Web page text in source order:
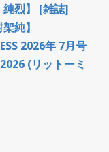
純烈】 [雑誌]
純】
2026年 7月号
(リットーミ